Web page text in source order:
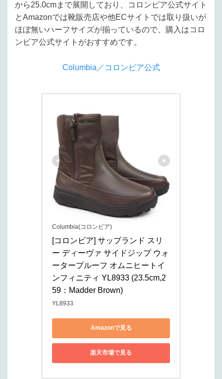
から25.0cmまで展開しており、コロンビア公式サイト
とAmazonでは靴販売店や他ECサイトでは取り扱いが
ほぼ無いハーフサイズが揃っているので、購入はコロ
ンビア公式サイトがおすすめです。
Columbia／コロンビア公式
Columbia(コロンビア)
[コロンビア] サップランド スリ
ー ディーヴァ サイドジップ ウォ
ータープルーフ オムニヒートイ
ンフィニティ YL8933 (23.5cm,2
59：Madder Brown)
YL8933
Amazonで見る
楽天市場で見る